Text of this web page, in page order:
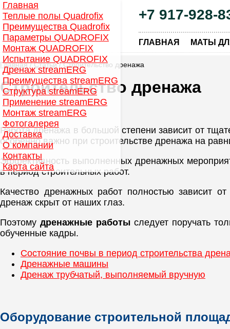
Главная
Теплые полы Quadrofix
Преимущества Quadrofix
Параметры QUADROFIX
Монтаж QUADROFIX
Испытание QUADROFIX
Дренаж streamERG
Преимущества streamERG
Структура streamERG
Применение streamERG
Монтаж streamERG
Фотогалерея
Доставка
О компании
Контакты
Карта сайта
+7 917-928-
ГЛАВНАЯ МАТЫ
Главная/Статьи/ Строительство дренажа
Строительство дренажа
Работа дренажа в большой степени зависит от
особенно важно при строительстве дренажа на
Эффективность выполненных дренажных
в период строительных работ.
Качество дренажных работ полностью зависит
дренаж скрыт от наших глаз.
Поэтому дренажные работы следует поручать
обученные кадры.
Состояние почвы в период строительства
Дренажные машины
Дренаж трубчатый, выполняемый вручную
Оборудование строительной